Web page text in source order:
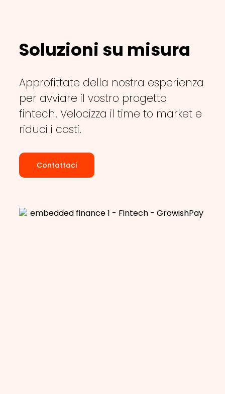
Soluzioni su misura
Approfittate della nostra esperienza
per avviare il vostro progetto
fintech. Velocizza il time to market e
riduci i costi.
Contattaci